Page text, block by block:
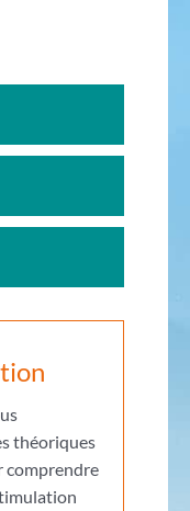
théoriques
comprendre